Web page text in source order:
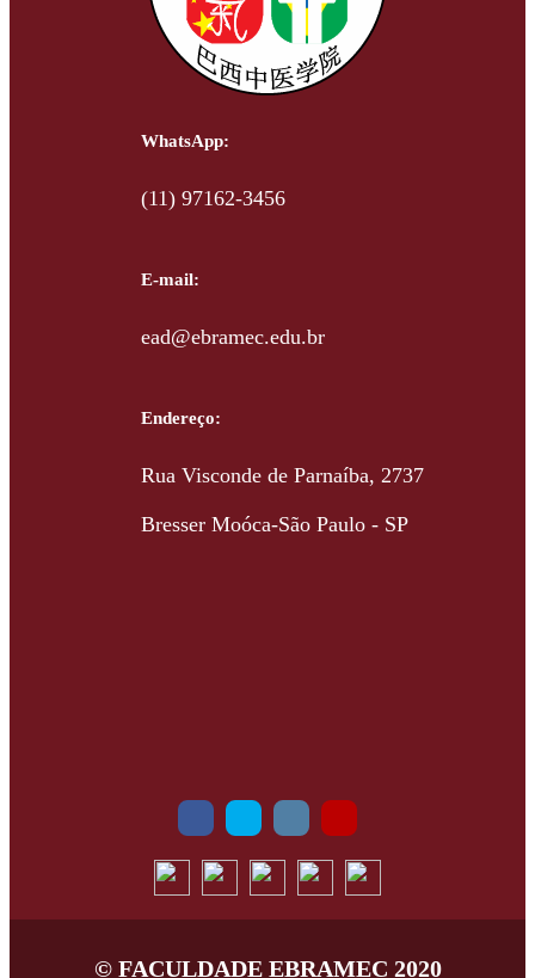
WhatsApp:
(11) 97162-3456
E-mail:
ead@ebramec.edu.br
Endereço:
Rua Visconde de Parnaíba, 2737
Bresser Moóca-São Paulo - SP
© FACULDADE EBRAMEC 2020